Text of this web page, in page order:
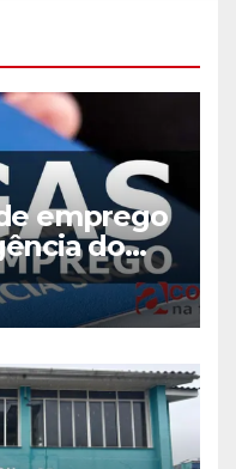
emprego
do